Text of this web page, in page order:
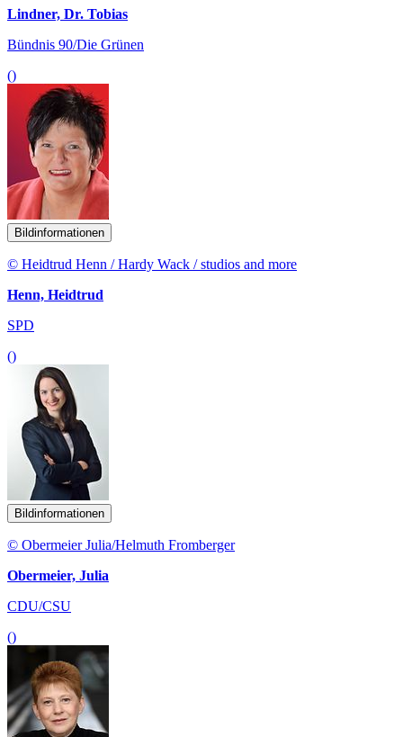
Lindner, Dr. Tobias
Bündnis 90/Die Grünen
()
Bildinformationen
© Heidtrud Henn / Hardy Wack / studios and more
Henn, Heidtrud
SPD
()
Bildinformationen
© Obermeier Julia/Helmuth Fromberger
Obermeier, Julia
CDU/CSU
()